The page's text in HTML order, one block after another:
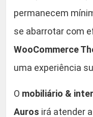
permanecem
se abarrotar com
WooCommerce
uma experiência
O mobiliário &
Auros irá atender